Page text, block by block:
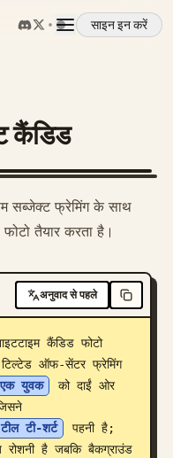
साइन इन करें
कैंडिड
सब्जेक्ट फ्रेमिंग के साथ
तैयार करता है।
अनुवाद से पहले
कैंडिड फोटो
ऑफ-सेंटर फ्रेमिंग
एक युवक
को दाईं ओर
टी-शर्ट
पहनी है;
है जबकि बैकग्राउंड